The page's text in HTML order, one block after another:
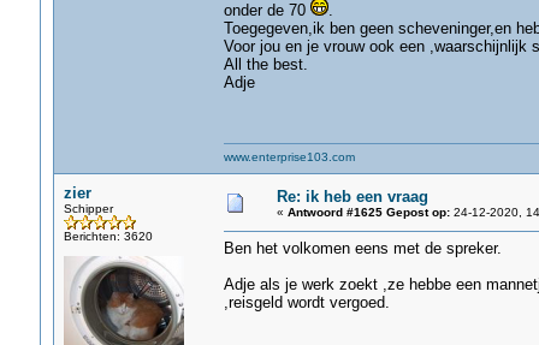
onder de 70
.
Toegegeven,ik ben geen scheveninger,en
Voor jou en je vrouw ook een ,waarschijnlijk
All the best.
Adje
www.enterprise103.com
zier
Schipper
Berichten: 3620
Re: ik heb een vraag
« Antwoord #1625 Gepost op:24-12-2020,
Ben het volkomen eens met de spreker.
Adje als je werk zoekt ,ze hebbe een
,reisgeld wordt vergoed.